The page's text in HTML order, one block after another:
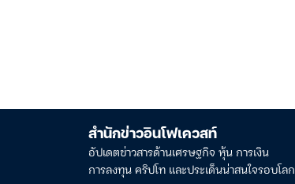
สำนักข่าวอินโฟเควสท์
อัปเดตข่าวสารด้านเศรษฐกิจ หุ้น การเงิน
การลงทุน คริปโท และประเด็นน่าสนใจรอบโลก